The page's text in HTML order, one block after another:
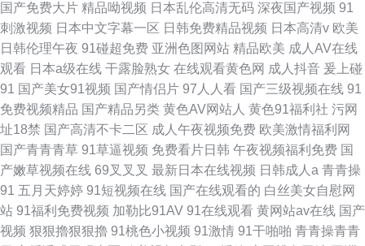
国产免费大片 精品呦视频 日本乱伦高清无码 深夜国产视频 91
刺激视频 日本中文字幕一区 日韩免费精品视频 日本高清v 欧美
日韩伦理午夜 91碰超免费 亚洲色图网站 精品欧美 成人AV在线
观看 日本a级在线 干露脸熟女 在线观看黄色网 成人抖音 爰上碰
91 国产美女91视频 国产情侣片 97人人看 国产三级视频在线 91
免费视频精品 国产精品另类 黄色AV网站人 黄色91福利社 污网
址18禁 国产高清不卡二区 成人午夜视频免费 欧美激情福利网
国产青青青草 91草逼视频 免费看片日韩 午夜视频福利免费 国
产嫩草视频在线 69叉叉叉 最新日本在线视频 日韩成人a 青青操
91 五月天婷婷 91短视频在线 国产在线观看的 白丝美女自慰网
站 91福利免费视频 加勒比91AV 91在线观看 黄网站av在线 国产
视频 狠狠擼狠狠擼 91桃色小视频 91激情 91干啪啪 青青操青青